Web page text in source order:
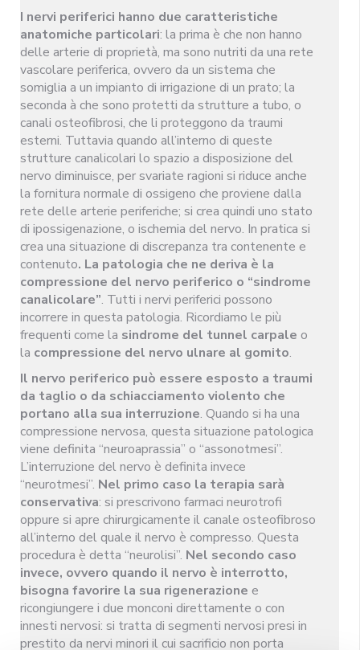
I nervi periferici hanno due caratteristiche
anatomiche particolari: la prima è che non hanno
delle arterie di proprietà, ma sono nutriti da una rete
vascolare periferica, ovvero da un sistema che
somiglia a un impianto di irrigazione di un prato; la
seconda à che sono protetti da strutture a tubo, o
canali osteofibrosi, che li proteggono da traumi
esterni. Tuttavia quando all’interno di queste
strutture canalicolari lo spazio a disposizione del
nervo diminuisce, per svariate ragioni si riduce anche
la fornitura normale di ossigeno che proviene dalla
rete delle arterie periferiche; si crea quindi uno stato
di ipossigenazione, o ischemia del nervo. In pratica si
crea una situazione di discrepanza tra contenente e
contenuto. La patologia che ne deriva è la
compressione del nervo periferico o “sindrome
canalicolare”. Tutti i nervi periferici possono
incorrere in questa patologia. Ricordiamo le più
frequenti come la sindrome del tunnel carpale o
la compressione del nervo ulnare al gomito.
Il nervo periferico può essere esposto a traumi
da taglio o da schiacciamento violento che
portano alla sua interruzione. Quando si ha una
compressione nervosa, questa situazione patologica
viene definita “neuroaprassia” o “assonotmesi”.
L’interruzione del nervo è definita invece
“neurotmesi”. Nel primo caso la terapia sarà
conservativa: si prescrivono farmaci neurotrofi
oppure si apre chirurgicamente il canale osteofibroso
all’interno del quale il nervo è compresso. Questa
procedura è detta “neurolisi”. Nel secondo caso
invece, ovvero quando il nervo è interrotto,
bisogna favorire la sua rigenerazione e
ricongiungere i due monconi direttamente o con
innesti nervosi: si tratta di segmenti nervosi presi in
prestito da nervi minori il cui sacrificio non porta